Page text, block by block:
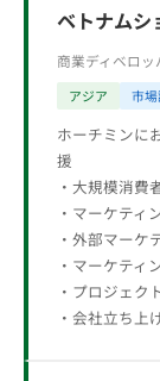
ベトナムシ
商業ディベロッ
アジア 市
ホーチミンに
援
・大規模消費
・マーケティ
・外部マーケ
・マーケティ
・プロジェク
・会社立ち上